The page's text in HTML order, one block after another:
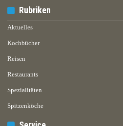
Rubriken
Aktuelles
Kochbücher
Reisen
Restaurants
Spezialitäten
Spitzenköche